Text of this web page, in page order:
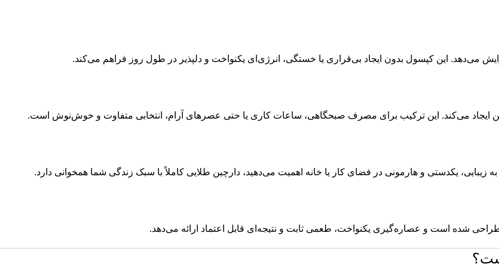
می‌دهد. این کپسول بدون ایجاد بی‌قراری یا خستگی، انرژی‌ای یکنواخت و دلپذیر در طول روز فراهم می‌کند.
ایجاد می‌کند. این ترکیب برای مصرف صبحگاهی، ساعات کاری یا حتی عصرهای آرام، انتخابی متفاوت و خوش‌نوش است.
یکدستی و هارمونی در فضای کار یا خانه اهمیت می‌دهید، دارچین طلایی کاملاً با سبک زندگی شما همخوانی دارد.
شده است و عصاره‌گیری یکنواخت، طعمی ثابت و نتیجه‌ای قابل اعتماد ارائه می‌دهد.